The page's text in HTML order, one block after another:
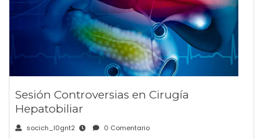
Sesión Controversias en Cirugía
Hepatobiliar
socich_l0gnt2 0 Comentario